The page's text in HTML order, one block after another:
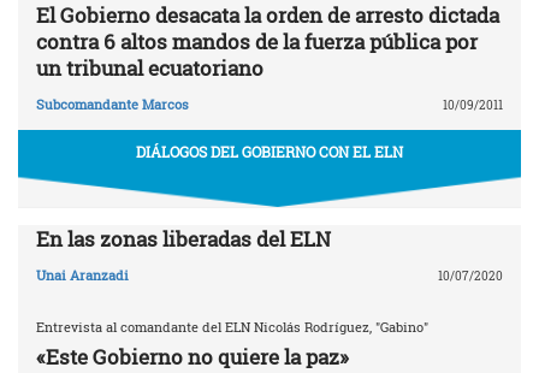
El Gobierno desacata la orden de arresto dictada
contra 6 altos mandos de la fuerza pública por
un tribunal ecuatoriano
Subcomandante Marcos 10/09/2011
DIÁLOGOS DEL GOBIERNO CON EL ELN
En las zonas liberadas del ELN
Unai Aranzadi 10/07/2020
Entrevista al comandante del ELN Nicolás Rodríguez, "Gabino"
«Este Gobierno no quiere la paz»